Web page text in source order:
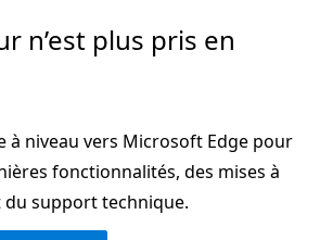
n’est plus pris en
à niveau vers Microsoft Edge pour
fonctionnalités, des mises à
support technique.